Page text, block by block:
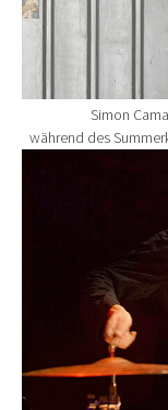
Simon
während des